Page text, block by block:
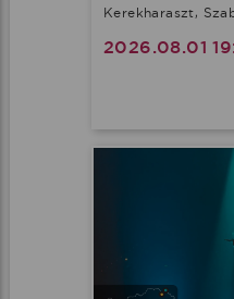
Kerekharaszt,
2026.08.01